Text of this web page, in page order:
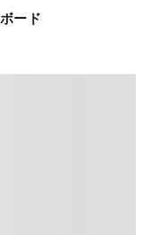
ード